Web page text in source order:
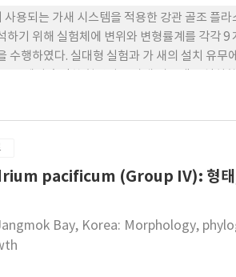
용되는 가새 시스템을 적용한 강관 골조 플라
기 위해 실험체에 변위와 변형률계를 각각 9
수행하였다. 실대형 실험과 가 새의 설치 유무
성 을 확보하지 못함으로써 외력을 전체 구조
pacificum (Group IV): 형태,
Bay, Korea: Morphology,